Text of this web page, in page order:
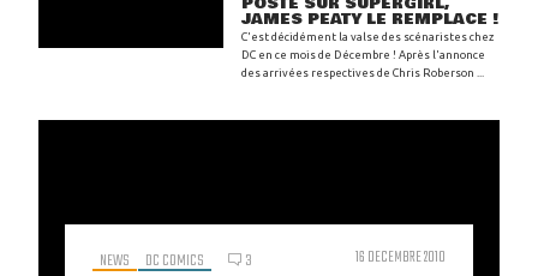
JAMES PEATY LE REMPLACE !
C'est décidément la valse des scénaristes chez
DC en ce mois de Décembre ! Après l'annonce
des arrivées respectives de Chris Roberson ...
NEWS DC COMICS 3 16 DECEMBRE 2010